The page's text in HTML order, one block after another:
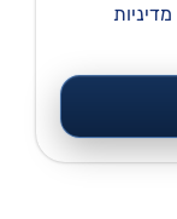
מדיניות